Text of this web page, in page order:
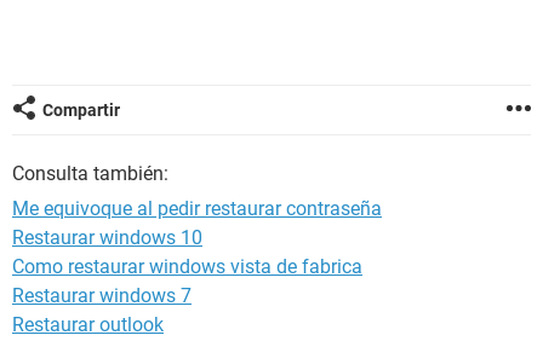
Compartir
Consulta también:
Me equivoque al pedir restaurar contraseña
Restaurar windows 10
Como restaurar windows vista de fabrica
Restaurar windows 7
Restaurar outlook